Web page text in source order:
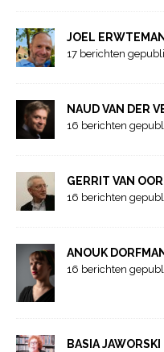
JOEL ERWTEMAN
17 berichten
NAUD VAN DER
16 berichten
GERRIT VAN
16 berichten
ANOUK
16 berichten
BASIA JAWORSKI